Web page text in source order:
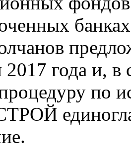
2017 года и,
по